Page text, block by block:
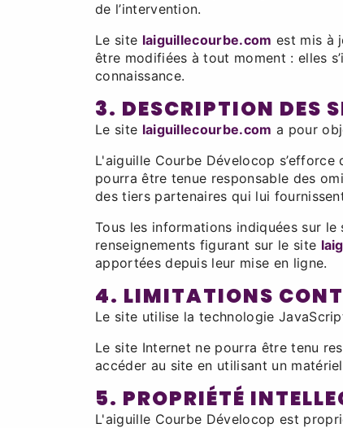
de l’intervention.
Le site laiguillecourbe.com est mis à
être modifiées à tout moment : elles
connaissance.
3. DESCRIPTION DES
Le site laiguillecourbe.com a pour
L'aiguille Courbe Dévelocop
pourra être tenue responsable des
des tiers partenaires qui lui
Tous les informations indiquées sur le
renseignements figurant sur le site
apportées depuis leur mise en ligne.
4. LIMITATIONS
Le site utilise la technologie
Le site Internet ne pourra être tenu
accéder au site en utilisant un
5. PROPRIÉTÉ
L'aiguille Courbe Dévelocop est